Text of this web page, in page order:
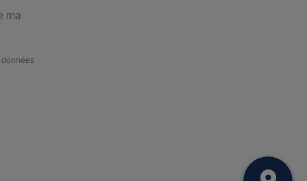
ma